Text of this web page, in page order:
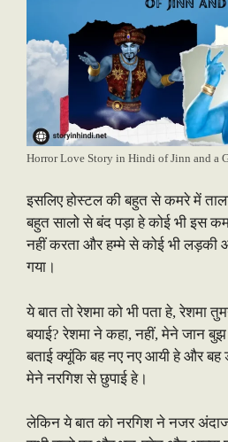
Horror Love Story in Hindi of Jinn and a
इसलिए होस्टल की बहुत से कमरे में
बहुत सालो से बंद पड़ा हे कोई भी इस
नहीं करता और हम्मे से कोई भी
गया।
ये बात तो रेशमा को भी पता हे, रेशमा
बयाई? रेशमा ने कहा, नहीं, मेने जान
बताई क्यूंकि बह नए नए आयी हे और बह
मेने नरगिश से छुपाई हे।
लेकिन ये बात को नरगिश ने नजर